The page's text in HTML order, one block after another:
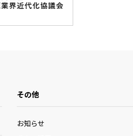
その他
お知らせ